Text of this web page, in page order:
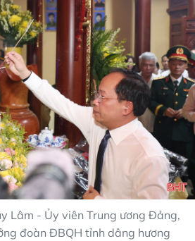
Lâm - Ủy viên Trung ương Đảng,
đoàn ĐBQH tỉnh dâng hương